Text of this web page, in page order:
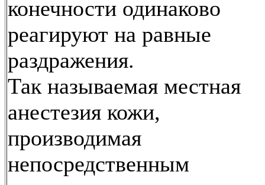
конечности одинаково
реагируют на равные
раздражения.
Так называемая местная
анестезия кожи,
производимая
непосредственным